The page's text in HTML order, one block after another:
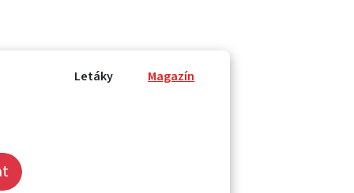
Letáky Magazín